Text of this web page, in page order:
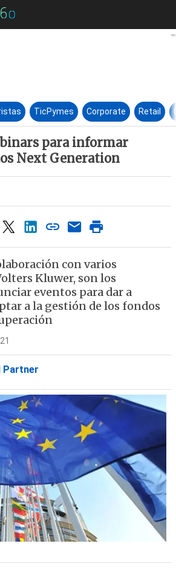
Aluvión de webinars para
TicPymes Corporate Retail
para informar
Next Generation
con varios
Kluwer, son los
eventos para dar a
a la gestión de los fondos
Partner